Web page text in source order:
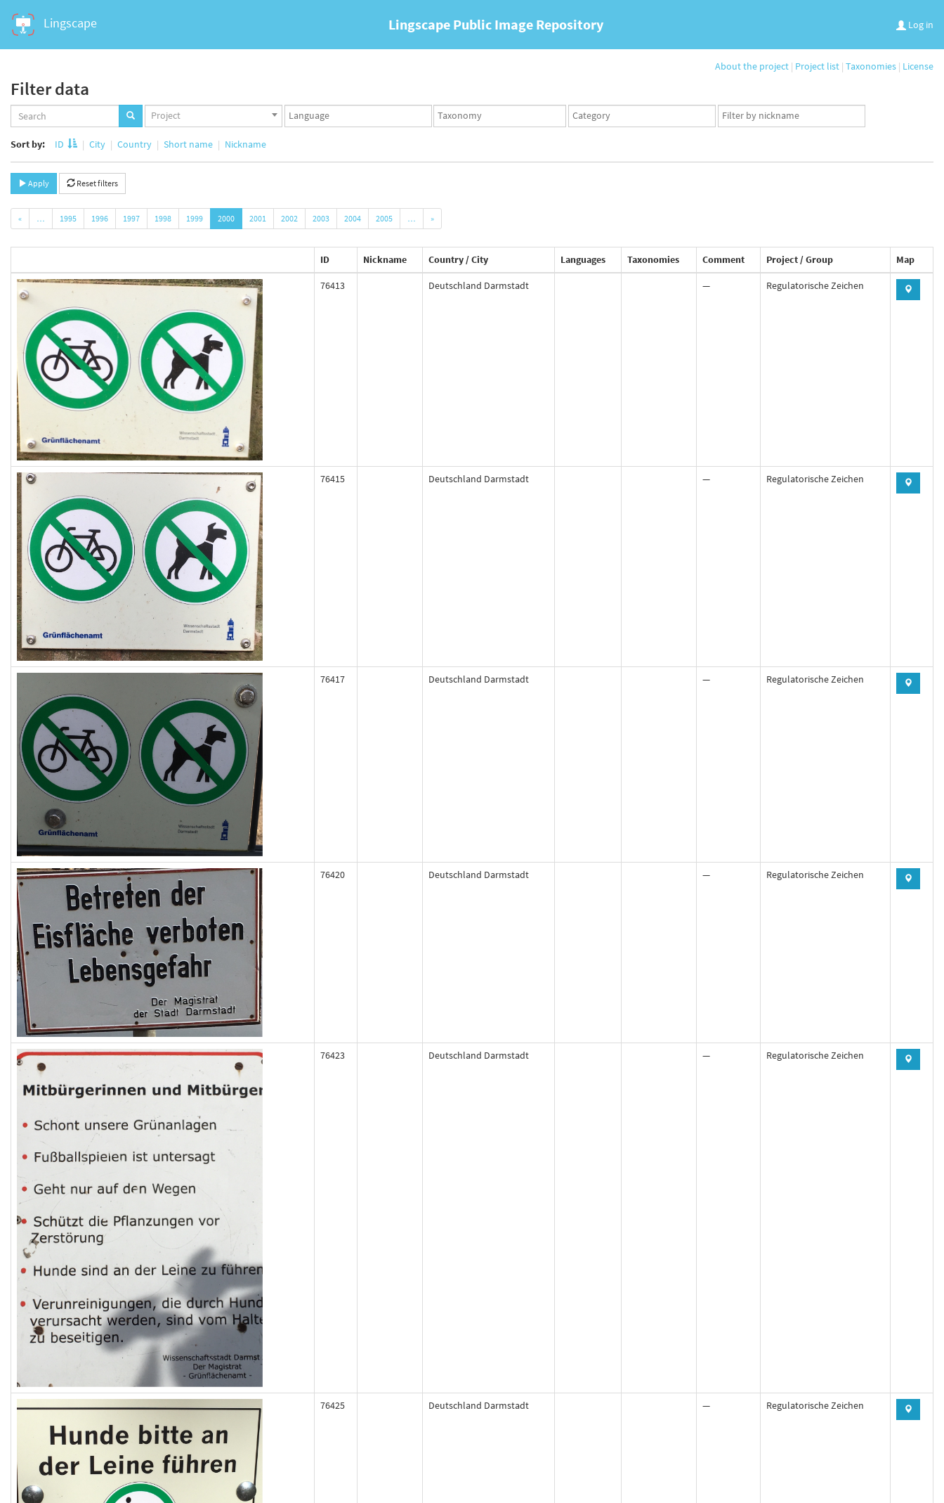
Lingscape Log in
Lingscape Public Image Repository
About the project | Project list | Taxonomies | License
Filter data
Projects
set
Project
Languages
set
Taxonomy
set
Taxonomy
term
App
user
Sort by: ID City Country Short name Nickname
Apply Reset filters
« … 1995 1996 1997 1998 1999 2000 2001 2002 2003 2004 2005 … »
ID Nickname Country / City Languages Taxonomies Comment Project / Group Map
76413 Deutschland Darmstadt — Regulatorische Zeichen
76415 Deutschland Darmstadt — Regulatorische Zeichen
76417 Deutschland Darmstadt — Regulatorische Zeichen
76420 Deutschland Darmstadt — Regulatorische Zeichen
76423 Deutschland Darmstadt — Regulatorische Zeichen
76425 Deutschland Darmstadt — Regulatorische Zeichen